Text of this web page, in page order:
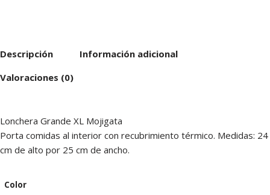
Descripción
Información adicional
Valoraciones (0)
Lonchera Grande XL Mojigata
Porta comidas al interior con recubrimiento térmico. Medidas: 24
cm de alto por 25 cm de ancho.
Color